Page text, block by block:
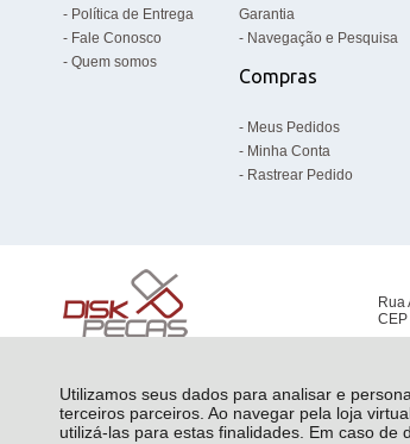
Utilizamos seus dados para analisar e
terceiros parceiros. Ao navegar pela loja
utilizá-las para estas finalidades. Em caso de
Política de Entrega
Fale Conosco
Quem somos
Garantia
Navegação e Pesquisa
Compras
Meus Pedidos
Minha Conta
Rastrear Pedido
Rua